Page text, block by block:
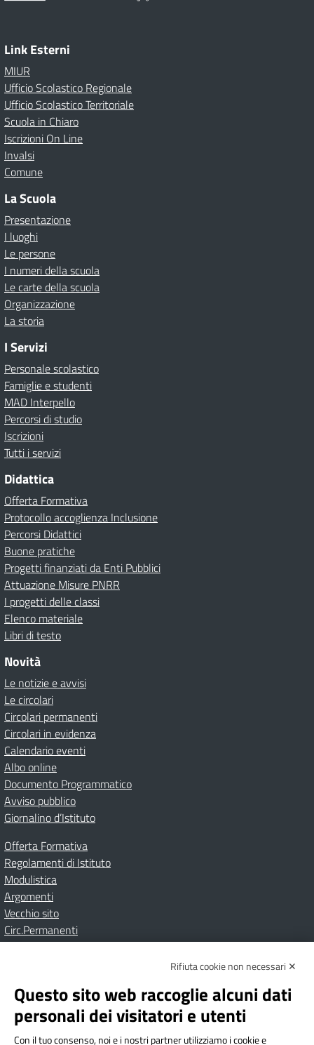
Link Esterni
MIUR
Ufficio Scolastico Regionale
Ufficio Scolastico Territoriale
Scuola in Chiaro
Iscrizioni On Line
Invalsi
Comune
La Scuola
Presentazione
I luoghi
Le persone
I numeri della scuola
Le carte della scuola
Organizzazione
La storia
I Servizi
Personale scolastico
Famiglie e studenti
MAD Interpello
Percorsi di studio
Iscrizioni
Tutti i servizi
Didattica
Offerta Formativa
Protocollo accoglienza Inclusione
Percorsi Didattici
Buone pratiche
Progetti finanziati da Enti Pubblici
Attuazione Misure PNRR
I progetti delle classi
Elenco materiale
Libri di testo
Novità
Le notizie e avvisi
Le circolari
Circolari permanenti
Circolari in evidenza
Calendario eventi
Albo online
Documento Programmatico
Avviso pubblico
Giornalino d’Istituto
Offerta Formativa
Regolamenti di Istituto
Modulistica
Argomenti
Vecchio sito
Circ.Permanenti
Albo onlinePrivacy Policy
Dichiarazione di accessibilità
Note Legali
Rifiuta cookie non necessari ✕
Questo sito web raccoglie alcuni dati
personali dei visitatori e utenti
Con il tuo consenso, noi e i nostri partner utilizziamo i cookie e